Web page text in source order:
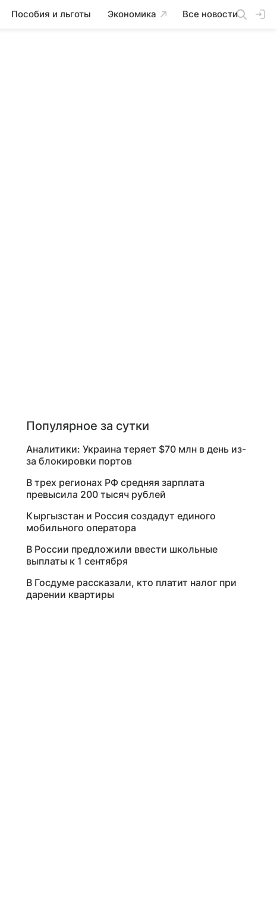
Пособия и льготы Экономика Все новости
Популярное за сутки
Аналитики: Украина теряет $70 млн в день из-
за блокировки портов
В трех регионах РФ средняя зарплата
превысила 200 тысяч рублей
Кыргызстан и Россия создадут единого
мобильного оператора
В России предложили ввести школьные
выплаты к 1 сентября
В Госдуме рассказали, кто платит налог при
дарении квартиры